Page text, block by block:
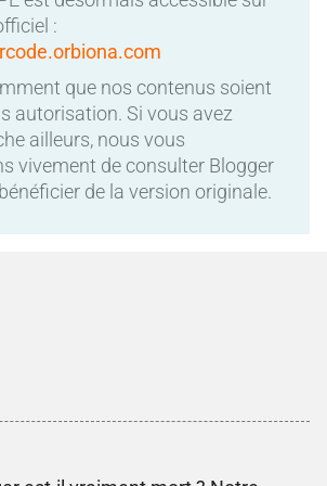
:
que nos contenus soient
autorisation. Si vous avez
ailleurs, nous vous
vivement de consulter Blogger
de la version originale.